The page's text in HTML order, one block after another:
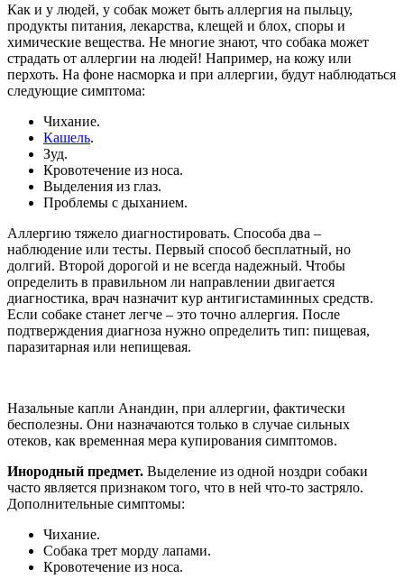
Как и у людей, у собак может быть аллергия на пыльцу,
продукты питания, лекарства, клещей и блох, споры и
химические вещества. Не многие знают, что собака может
страдать от аллергии на людей! Например, на кожу или
перхоть. На фоне насморка и при аллергии, будут наблюдаться
следующие симптома:
Чихание.
Кашель.
Зуд.
Кровотечение из носа.
Выделения из глаз.
Проблемы с дыханием.
Аллергию тяжело диагностировать. Способа два –
наблюдение или тесты. Первый способ бесплатный, но
долгий. Второй дорогой и не всегда надежный. Чтобы
определить в правильном ли направлении двигается
диагностика, врач назначит кур антигистаминных средств.
Если собаке станет легче – это точно аллергия. После
подтверждения диагноза нужно определить тип: пищевая,
паразитарная или непищевая.
Назальные капли Анандин, при аллергии, фактически
бесполезны. Они назначаются только в случае сильных
отеков, как временная мера купирования симптомов.
Инородный предмет. Выделение из одной ноздри собаки
часто является признаком того, что в ней что-то застряло.
Дополнительные симптомы:
Чихание.
Собака трет морду лапами.
Кровотечение из носа.